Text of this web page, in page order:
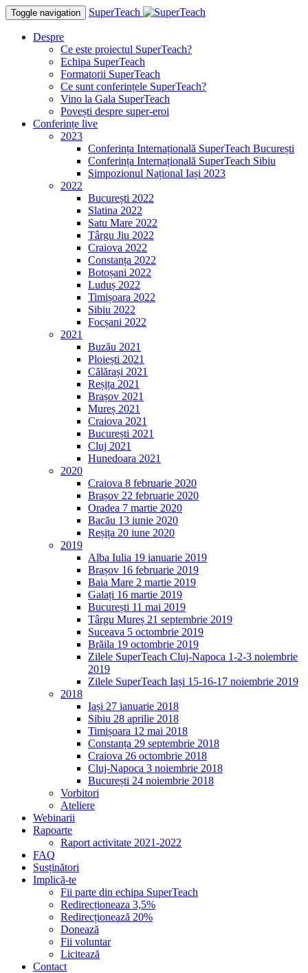
Toggle navigation SuperTeach
Despre
Ce este proiectul SuperTeach?
Echipa SuperTeach
Formatorii SuperTeach
Ce sunt conferințele SuperTeach?
Vino la Gala SuperTeach
Povești despre super-eroi
Conferințe live
2023
Conferința Internațională SuperTeach București
Conferința Internațională SuperTeach Sibiu
Simpozionul Național Iași 2023
2022
București 2022
Slatina 2022
Satu Mare 2022
Târgu Jiu 2022
Craiova 2022
Constanța 2022
Botoșani 2022
Luduș 2022
Timișoara 2022
Sibiu 2022
Focșani 2022
2021
Buzău 2021
Ploiești 2021
Călărași 2021
Reșița 2021
Brașov 2021
Mureș 2021
Craiova 2021
București 2021
Cluj 2021
Hunedoara 2021
2020
Craiova 8 februarie 2020
Brașov 22 februarie 2020
Oradea 7 martie 2020
Bacău 13 iunie 2020
Reșița 20 iune 2020
2019
Alba Iulia 19 ianuarie 2019
Brașov 16 februarie 2019
Baia Mare 2 martie 2019
Galați 16 martie 2019
București 11 mai 2019
Târgu Mureș 21 septembrie 2019
Suceava 5 octombrie 2019
Brăila 19 octombrie 2019
Zilele SuperTeach Cluj-Napoca 1-2-3 noiembrie
2019
Zilele SuperTeach Iași 15-16-17 noiembrie 2019
2018
Iași 27 ianuarie 2018
Sibiu 28 aprilie 2018
Timișoara 12 mai 2018
Constanța 29 septembrie 2018
Craiova 26 octombrie 2018
Cluj-Napoca 3 noiembrie 2018
București 24 noiembrie 2018
Vorbitori
Ateliere
Webinarii
Rapoarte
Raport activitate 2021-2022
FAQ
Susținători
Implică-te
Fii parte din echipa SuperTeach
Redirecționeaza 3,5%
Redirecționează 20%
Donează
Fii voluntar
Licitează
Contact